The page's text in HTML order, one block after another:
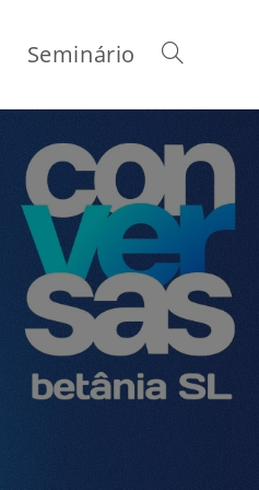
Seminário Alternar
pesquisa
do
site